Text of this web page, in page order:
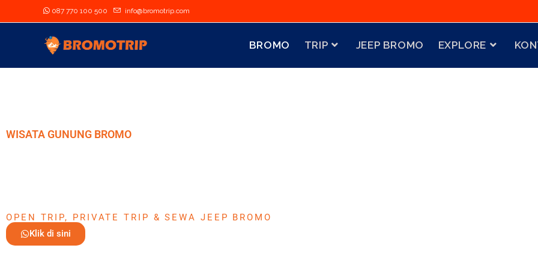
087 770 100 500 info@bromotrip.com
BROMO TRIP JEEP BROMO EXPLORE
WISATA GUNUNG BROMO
OPEN TRIP, PRIVATE TRIP & SEWA JEEP BROMO
Klik di sini